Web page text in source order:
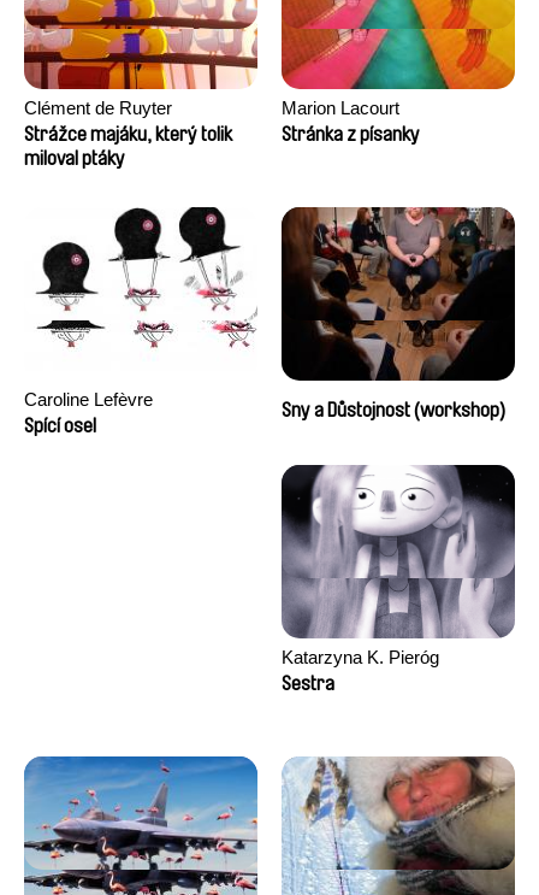
Clément de Ruyter
Strážce majáku, který tolik
miloval ptáky
Marion Lacourt
Stránka z písanky
Caroline Lefèvre
Spící osel
Sny a Důstojnost (workshop)
Katarzyna K. Pieróg
Sestra